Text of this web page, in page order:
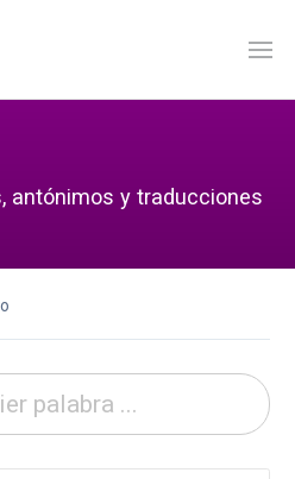
antónimos y traducciones